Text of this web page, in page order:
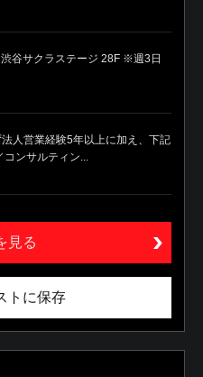
谷サクラステージ 28F ※週3日
人営業経験5年以上に加え、下記
コンサルティン...
見る
トに保存